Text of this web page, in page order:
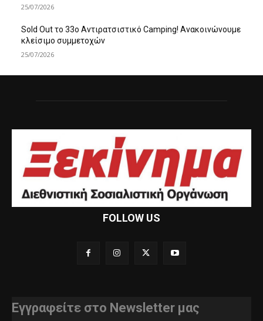
25/07/2026
Sold Out το 33ο Αντιρατσιστικό Camping! Ανακοινώνουμε
κλείσιμο συμμετοχών
25/07/2026
FOLLOW US
Εγγραφείτε στο Newsletter μας